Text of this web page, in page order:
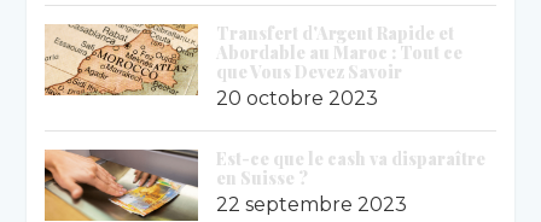
Transfert d'Argent Rapide et
Abordable au Maroc : Tout ce
que Vous Devez Savoir
20 octobre 2023
Est-ce que le cash va disparaître
en Suisse ?
22 septembre 2023